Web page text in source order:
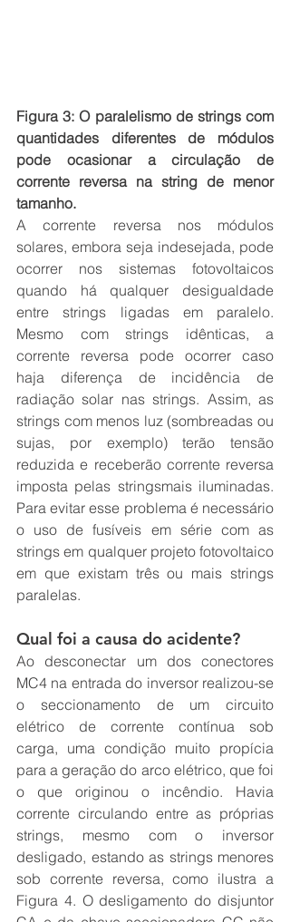
Figura 3: O paralelismo de strings com
quantidades diferentes de módulos
pode ocasionar a circulação de
corrente reversa na string de menor
tamanho.
A corrente reversa nos módulos
solares, embora seja indesejada, pode
ocorrer nos sistemas fotovoltaicos
quando há qualquer desigualdade
entre strings ligadas em paralelo.
Mesmo com strings idênticas, a
corrente reversa pode ocorrer caso
haja diferença de incidência de
radiação solar nas strings. Assim, as
strings com menos luz (sombreadas ou
sujas, por exemplo) terão tensão
reduzida e receberão corrente reversa
imposta pelas stringsmais iluminadas.
Para evitar esse problema é necessário
o uso de fusíveis em série com as
strings em qualquer projeto fotovoltaico
em que existam três ou mais strings
paralelas.
Qual foi a causa do acidente?
Ao desconectar um dos conectores
MC4 na entrada do inversor realizou-se
o seccionamento de um circuito
elétrico de corrente contínua sob
carga, uma condição muito propícia
para a geração do arco elétrico, que foi
o que originou o incêndio. Havia
corrente circulando entre as próprias
strings, mesmo com o inversor
desligado, estando as strings menores
sob corrente reversa, como ilustra a
Figura 4. O desligamento do disjuntor